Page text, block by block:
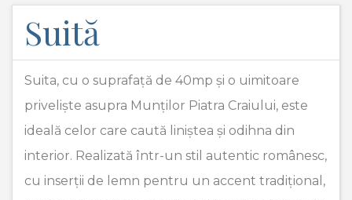
Suită
Suita, cu o suprafață de 40mp și o uimitoare
priveliște asupra Munților Piatra Craiului, este
ideală celor care caută liniștea și odihna din
interior. Realizată într-un stil autentic românesc,
cu inserții de lemn pentru un accent tradițional,